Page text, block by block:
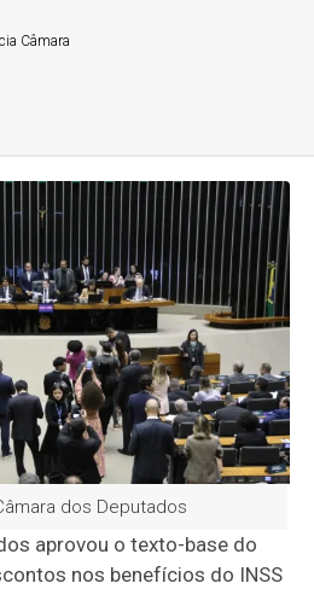
Câmara
dos Deputados
aprovou o texto-base do
nos benefícios do INSS